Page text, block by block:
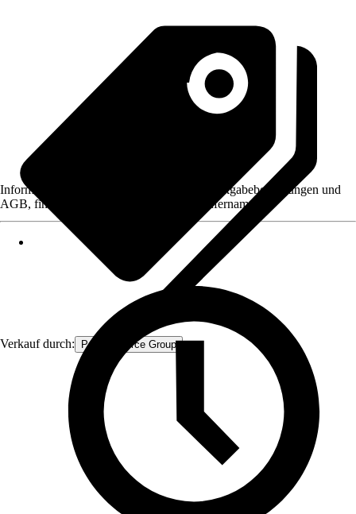
Verkauf durch: Procommerce Group
Informationen des Verkäufers, wie z. B. Rückgabebedingungen und
AGB, finden Sie bei Klick auf den Verkäufernamen.